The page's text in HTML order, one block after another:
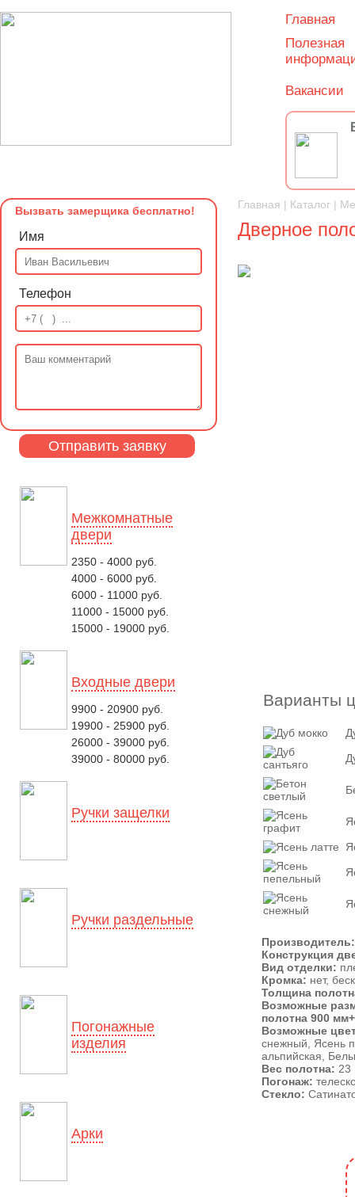
Главная
Полезная
Вакансии
Вызвать замерщика бесплатно!
Имя
Телефон
Межкомнатные
двери
2350 - 4000 руб.
4000 - 6000 руб.
6000 - 11000 руб.
11000 - 15000 руб.
15000 - 19000 руб.
Входные двери
9900 - 20900 руб.
19900 - 25900 руб.
26000 - 39000 руб.
39000 - 80000 руб.
Ручки защелки
Ручки раздельные
Погонажные
изделия
Арки
Главная | Каталог |
Дверное
Варианты
Производитель:
Конструкция
Вид отделки:
Кромка: нет,
Толщина
Возможные
полотна 900
Возможные
снежный, Ясень
альпийская,
Вес полотна: 23
Погонаж:
Стекло: